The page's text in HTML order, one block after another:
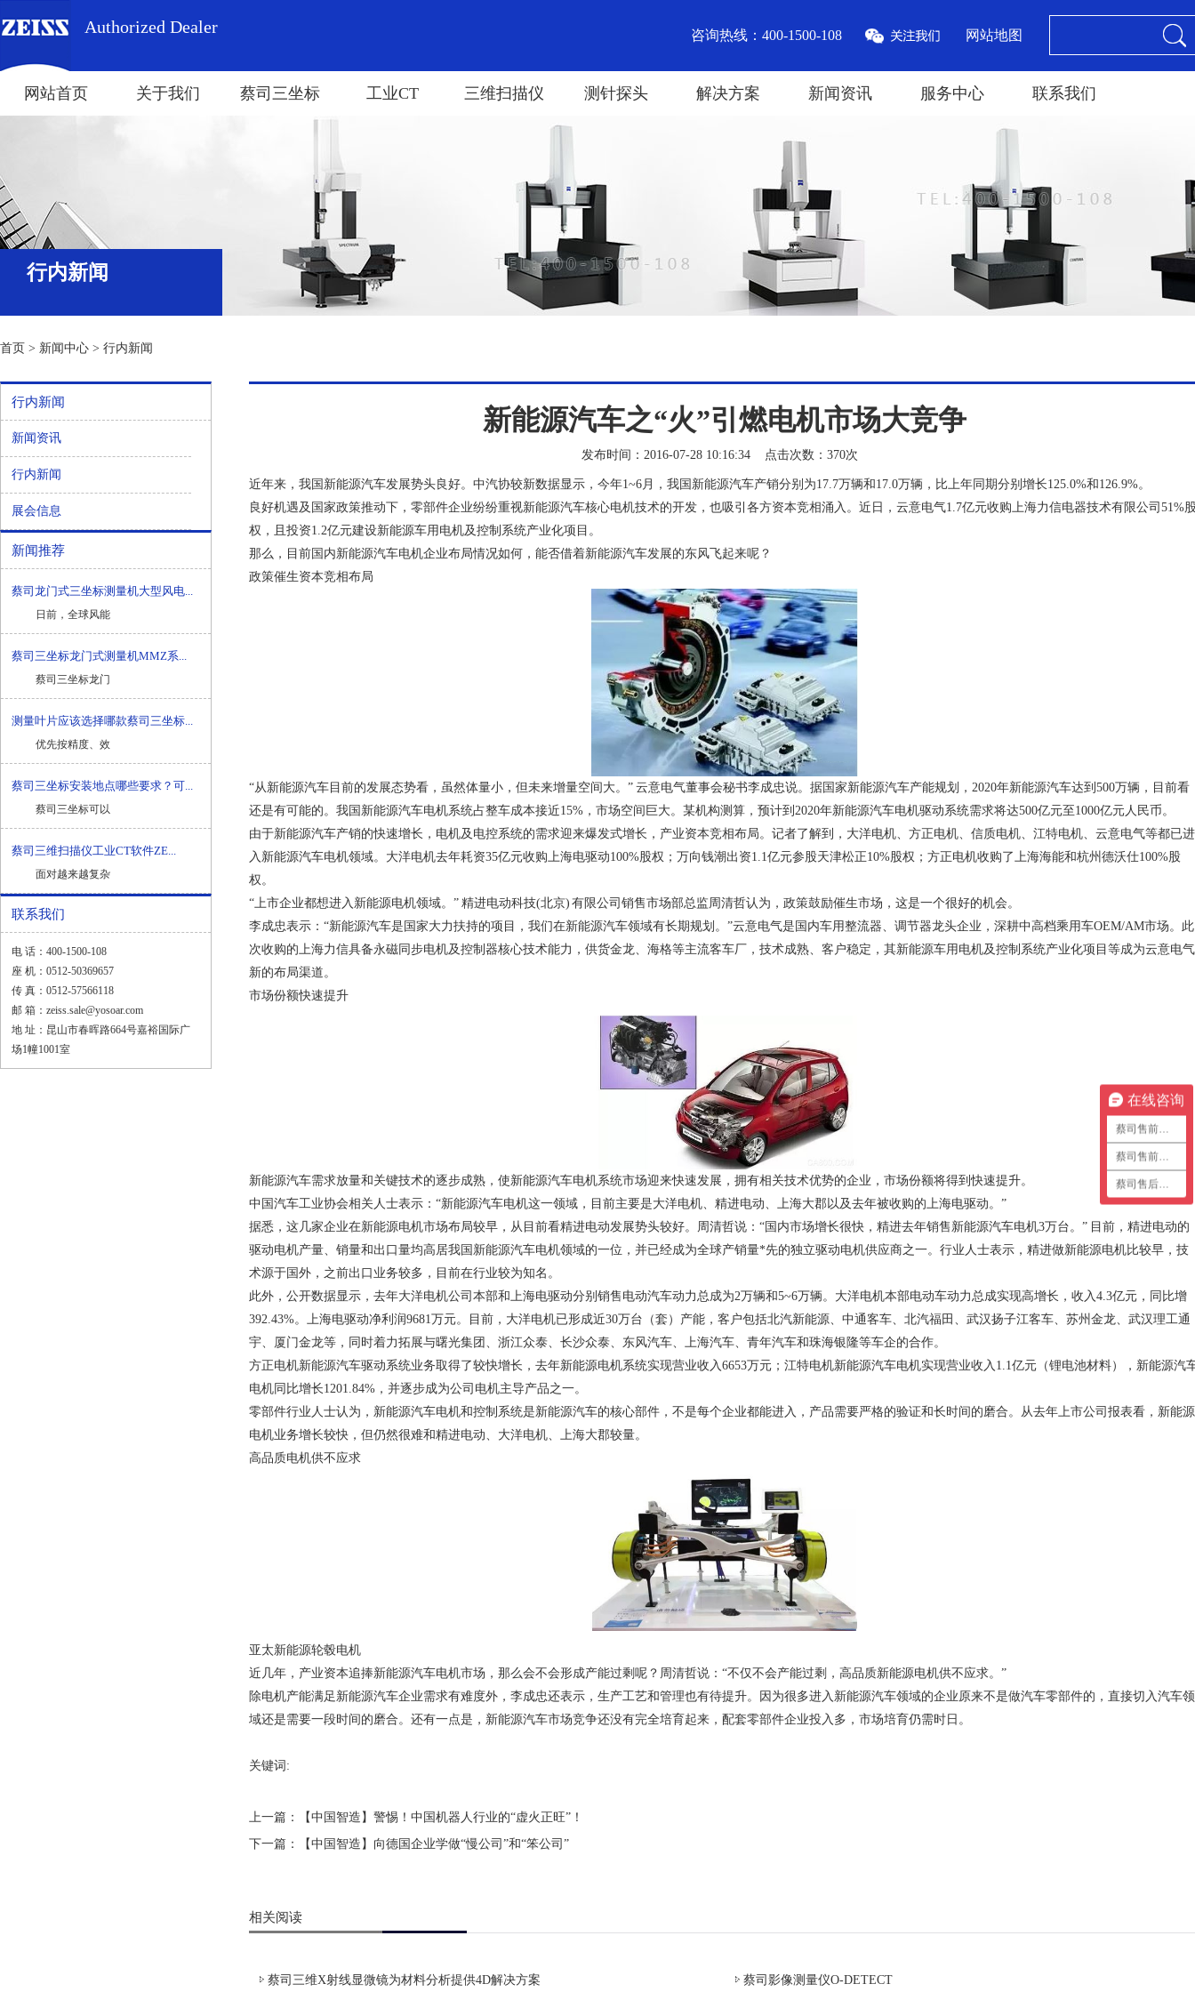
Authorized Dealer 网站地图
咨询热线：400-1500-108
网站首页 关于我们 蔡司三坐标 工业CT 三维扫描仪 测针探头 解决方案 新闻资讯 服务中心 联系我们
行内新闻
首页 > 新闻中心 > 行内新闻
行内新闻
新闻资讯
行内新闻
展会信息
新闻推荐
蔡司龙门式三坐标测量机大型风电...
日前，全球风能
蔡司三坐标龙门式测量机MMZ系...
蔡司三坐标龙门
测量叶片应该选择哪款蔡司三坐标...
优先按精度、效
蔡司三坐标安装地点哪些要求？可...
蔡司三坐标可以
蔡司三维扫描仪工业CT软件ZE...
面对越来越复杂
联系我们
电 话：400-1500-108
座 机：0512-50369657
传 真：0512-57566118
邮 箱：zeiss.sale@yosoar.com
地 址：昆山市春晖路664号嘉裕国际广
场1幢1001室
新能源汽车之“火”引燃电机市场大竞争
发布时间：2016-07-28 10:16:34 点击次数： 370次
近年来，我国新能源汽车发展势头良好。中汽协较新数据显示，今年1~6月，我国新能源汽车产销分别为17.7万辆和 17.0万辆，比上年同期分别增长125.0%和 126.9%。
良好机遇及国家政策推动下，零部件企业纷纷重视新能源汽车核心电机技术的开发，也吸引各方资本竞相涌入。近日，云意电气1.7亿元收购上海力信电器技术有限公司 51%
权，且投资1.2亿元建设新能源车用电机及控制系统产业化项目。
那么，目前国内新能源汽车电机企业布局情况如何，能否借着新能源汽车发展的东风飞起来呢？
政策催生资本竞相布局
“从新能源汽车目前的发展态势看，虽然体量小，但未来增量空间大。” 云意电气董事会秘书李成忠说。据国家新能源汽车产能规划， 2020年新能源汽车达到 500万辆，目前看
还是有可能的。我国新能源汽车电机系统占整车成本接近15% ，市场空间巨大。某机构测算，预计到 2020年新能源汽车电机驱动系统需求将达500亿元至 1000亿元人民币。
由于新能源汽车产销的快速增长，电机及电控系统的需求迎来爆发式增长，产业资本竞相布局。记者了解到，大洋电机、方正电机、信质电机、江特电机、云意电气等都已进
入新能源汽车电机领域。大洋电机去年耗资35亿元收购上海电驱动100%股权；万向钱潮出资1.1亿元参股天津松正10%股权；方正电机收购了上海海能和杭州德沃仕100%股
权。
“上市企业都想进入新能源电机领域。” 精进电动科技(北京) 有限公司销售市场部总监周清哲认为，政策鼓励催生市场，这是一个很好的机会。
李成忠表示：“新能源汽车是国家大力扶持的项目，我们在新能源汽车领域有长期规划。”云意电气是国内车用整流器、调节器龙头企业，深耕中高档乘用车OEM/AM市场。此
次收购的上海力信具备永磁同步电机及控制器核心技术能力，供货金龙、海格等主流客车厂，技术成熟、客户稳定，其新能源车用电机及控制系统产业化项目等成为云意电气
新的布局渠道。
市场份额快速提升
新能源汽车需求放量和关键技术的逐步成熟，使新能源汽车电机系统市场迎来快速发展，拥有相关技术优势的企业，市场份额将得到快速提升。
中国汽车工业协会相关人士表示：“新能源汽车电机这一领域，目前主要是大洋电机、精进电动、上海大郡以及去年被收购的上海电驱动。”
据悉，这几家企业在新能源电机市场布局较早，从目前看精进电动发展势头较好。周清哲说：“国内市场增长很快，精进去年销售新能源汽车电机3万台。” 目前，精进电动的
驱动电机产量、销量和出口量均高居我国新能源汽车电机领域的一位，并已经成为全球产销量*先的独立驱动电机供应商之一。行业人士表示，精进做新能源电机比较早，技
术源于国外，之前出口业务较多，目前在行业较为知名。
此外，公开数据显示，去年大洋电机公司本部和上海电驱动分别销售电动汽车动力总成为2万辆和5~6万辆。大洋电机本部电动车动力总成实现高增长，收入4.3亿元，同比增
392.43%。上海电驱动净利润9681万元。目前，大洋电机已形成近30万台（套）产能，客户包括北汽新能源、中通客车、北汽福田、武汉扬子江客车、苏州金龙、武汉理工通
宇、厦门金龙等，同时着力拓展与曙光集团、浙江众泰、长沙众泰、东风汽车、上海汽车、青年汽车和珠海银隆等车企的合作。
方正电机新能源汽车驱动系统业务取得了较快增长，去年新能源电机系统实现营业收入6653万元；江特电机新能源汽车电机实现营业收入 1.1亿元（锂电池材料），新能源汽
电机同比增长1201.84% ，并逐步成为公司电机主导产品之一。
零部件行业人士认为，新能源汽车电机和控制系统是新能源汽车的核心部件，不是每个企业都能进入，产品需要严格的验证和长时间的磨合。从去年上市公司报表看，新能源
电机业务增长较快，但仍然很难和精进电动、大洋电机、上海大郡较量。
高品质电机供不应求
亚太新能源轮毂电机
近几年，产业资本追捧新能源汽车电机市场，那么会不会形成产能过剩呢？周清哲说：“不仅不会产能过剩，高品质新能源电机供不应求。”
除电机产能满足新能源汽车企业需求有难度外，李成忠还表示，生产工艺和管理也有待提升。因为很多进入新能源汽车领域的企业原来不是做汽车零部件的，直接切入汽车领
域还是需要一段时间的磨合。还有一点是，新能源汽车市场竞争还没有完全培育起来，配套零部件企业投入多，市场培育仍需时日。
关键词:
上一篇：
【中国智造】警惕！中国机器人行业的“虚火正旺”！
下一篇：
【中国智造】向德国企业学做“慢公司”和“笨公司”
相关阅读
蔡司三维X射线显微镜为材料分析提供4D解决方案 蔡司影像测量仪O-DETECT
在线咨询
蔡司售前咨询1
蔡司售前咨询2
蔡司售后咨询